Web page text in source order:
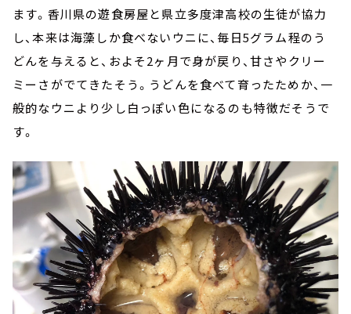
ます。香川県の遊食房屋と県立多度津高校の生徒が協力
し、本来は海藻しか食べないウニに、毎日5グラム程のう
どんを与えると、およそ2ヶ月で身が戻り、甘さやクリー
ミーさがでてきたそう。うどんを食べて育ったためか、一
般的なウニより少し白っぽい色になるのも特徴だそうで
す。